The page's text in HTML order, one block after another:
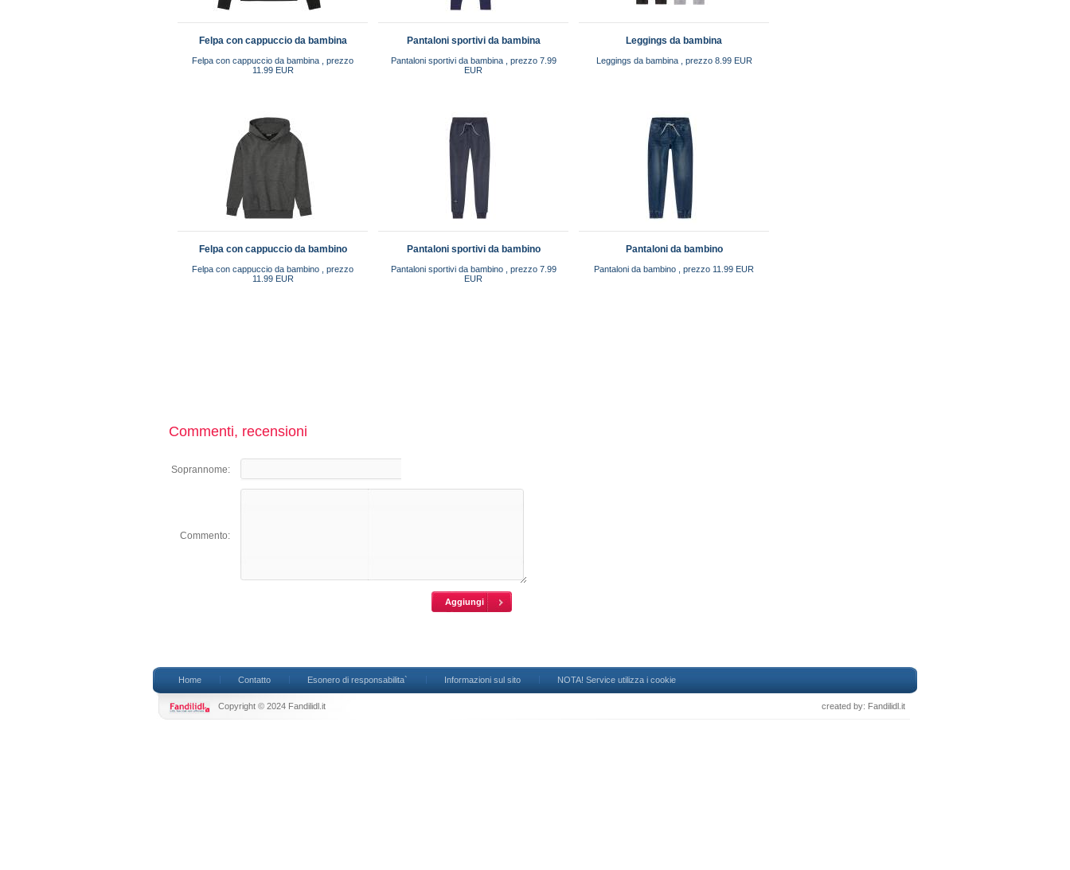
Felpa con cappuccio da bambina
Felpa con cappuccio da bambina , prezzo
11.99 EUR
Pantaloni sportivi da bambina
Pantaloni sportivi da bambina , prezzo 7.99
EUR
Leggings da bambina
Leggings da bambina , prezzo 8.99 EUR
Felpa con cappuccio da bambino
Felpa con cappuccio da bambino , prezzo
11.99 EUR
Pantaloni sportivi da bambino
Pantaloni sportivi da bambino , prezzo 7.99
EUR
Pantaloni da bambino
Pantaloni da bambino , prezzo 11.99 EUR
Commenti, recensioni
Soprannome:
Commento:
Home Contatto Esonero di responsabilita` Informazioni sul sito NOTA! Service utilizza i cookie
Copyright © 2024 Fandilidl.it created by: Fandilidl.it